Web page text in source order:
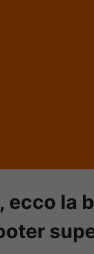
ecco la